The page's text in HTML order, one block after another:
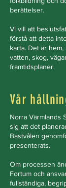
berättelser.
Vi vill att
förstå att detta
karta. Det är
vatten, skog,
framtidsplaner.
Vår
Norra Värmlands
sig att det
Bastvålen
presenterats.
Om processen
Fortum och
fullständiga,